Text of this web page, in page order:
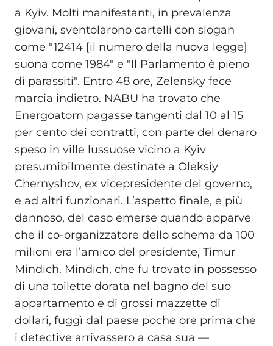
a Kyiv. Molti manifestanti, in prevalenza
giovani, sventolarono cartelli con slogan
come "12414 [il numero della nuova legge]
suona come 1984" e "Il Parlamento è pieno
di parassiti". Entro 48 ore, Zelensky fece
marcia indietro. NABU ha trovato che
Energoatom pagasse tangenti dal 10 al 15
per cento dei contratti, con parte del denaro
speso in ville lussuose vicino a Kyiv
presumibilmente destinate a Oleksiy
Chernyshov, ex vicepresidente del governo,
e ad altri funzionari. L’aspetto finale, e più
dannoso, del caso emerse quando apparve
che il co-organizzatore dello schema da 100
milioni era l’amico del presidente, Timur
Mindich. Mindich, che fu trovato in possesso
di una toilette dorata nel bagno del suo
appartamento e di grossi mazzette di
dollari, fuggì dal paese poche ore prima che
i detective arrivassero a casa sua —